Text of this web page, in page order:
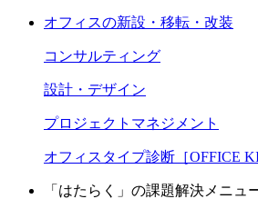
オフィスの新設・移転・改装
コンサルティング
設計・デザイン
プロジェクトマネジメント
オフィスタイプ診断［OFFICE
「はたらく」の課題解決メニュ